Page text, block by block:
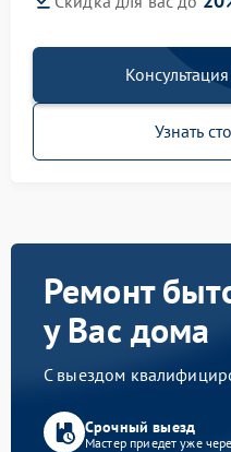
Узнать
Ремонт
у Вас дома
С выездом
Срочный выезд
Мастер приедет уже